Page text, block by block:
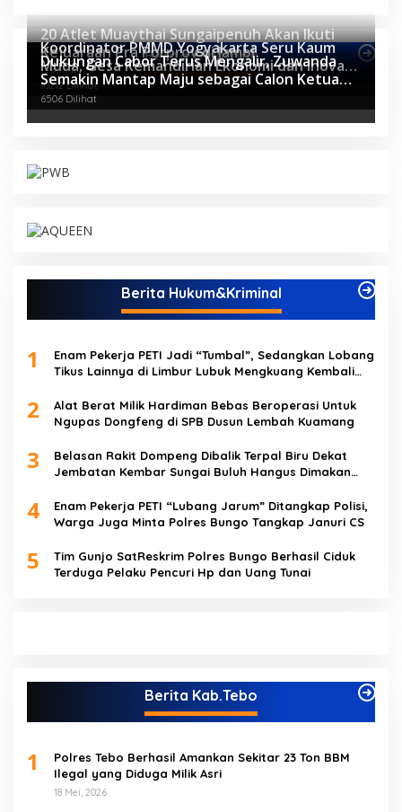
Berita Olahraga
20 Atlet Muaythai Sungaipenuh Akan Ikuti
Kejuaraan Pra Porprov di Jambi
11081 Dilihat
Koordinator PMMD Yogyakarta Seru Kaum
Muda, Gesa Kemandirian Ekonomi dan Inovasi
Desa
10212 Dilihat
Dukungan Cabor Terus Mengalir, Zuwanda
Semakin Mantap Maju sebagai Calon Ketua
KONI
6506 Dilihat
Berita Hukum&Kriminal
1
Enam Pekerja PETI Jadi “Tumbal”, Sedangkan Lobang
Tikus Lainnya di Limbur Lubuk Mengkuang Kembali
2
Alat Berat Milik Hardiman Bebas Beroperasi Untuk
Ngupas Dongfeng di SPB Dusun Lembah Kuamang
3
Belasan Rakit Dompeng Dibalik Terpal Biru Dekat
Jembatan Kembar Sungai Buluh Hangus Dimakan
4
Enam Pekerja PETI “Lubang Jarum” Ditangkap Polisi,
Warga Juga Minta Polres Bungo Tangkap Januri CS
5
Tim Gunjo SatReskrim Polres Bungo Berhasil Ciduk
Terduga Pelaku Pencuri Hp dan Uang Tunai
Berita Kab.Tebo
1
Polres Tebo Berhasil Amankan Sekitar 23 Ton BBM
Ilegal yang Diduga Milik Asri
18 Mei, 2026